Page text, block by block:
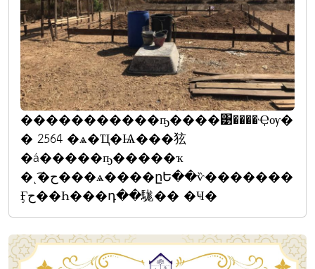
�����������ҧ����͹����Ҿѹ�
� 2564 �ѧ�Ҵ�Ѩ���㹡
�á�����ҧ�����ҡ
�ͺ͡�ح���ѧ����ըԵ��ѷ�������
Ӻح��Һ���դ��駹�� �Ҹ�